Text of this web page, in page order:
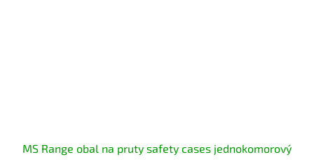
MS Range obal na pruty safety cases jednokomorový